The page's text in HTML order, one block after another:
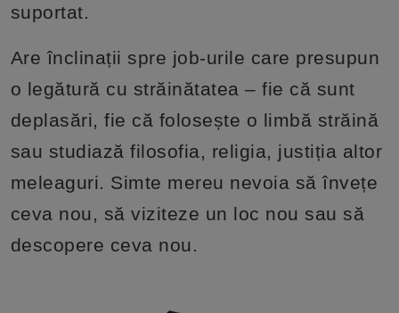
suportat.
Are înclinații spre job-urile care presupun
o legătură cu străinătatea – fie că sunt
deplasări, fie că folosește o limbă străină
sau studiază filosofia, religia, justiția altor
meleaguri. Simte mereu nevoia să învețe
ceva nou, să viziteze un loc nou sau să
descopere ceva nou.